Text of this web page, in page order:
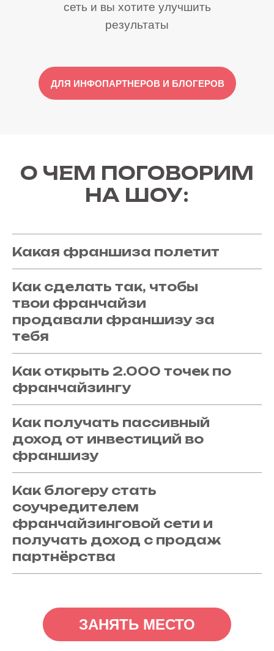
сеть и вы хотите улучшить
результаты
ДЛЯ ИНФОПАРТНЕРОВ И БЛОГЕРОВ
О ЧЕМ ПОГОВОРИМ
НА ШОУ:
Какая франшиза полетит
Как сделать так, чтобы
твои франчайзи
продавали франшизу за
тебя
Как открыть 2.000 точек по
франчайзингу
Как получать пассивный
доход от инвестиций во
франшизу
Как блогеру стать
соучредителем
франчайзинговой сети и
получать доход с продаж
партнёрства
ЗАНЯТЬ МЕСТО